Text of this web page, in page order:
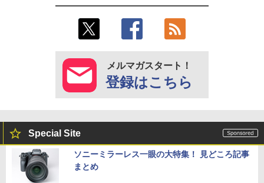
メルマガスタート！
登録はこちら
Special Site
ソニーミラーレス一眼の大特集！ 見どころ記事
まとめ